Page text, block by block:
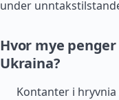
under
Hvor mye
Ukraina?
Kontanter i